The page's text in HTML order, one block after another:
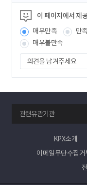
츠
정
보
책
임
자
이 페이지에서 제
매우만족
만족
매우불만족
의
견
을
겨
주
세
요
관련유관기관
KPX소개
이메일무단수집거